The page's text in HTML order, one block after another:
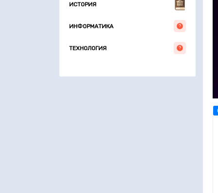
ИСТОРИЯ
ИНФОРМАТИКА
ТЕХНОЛОГИЯ